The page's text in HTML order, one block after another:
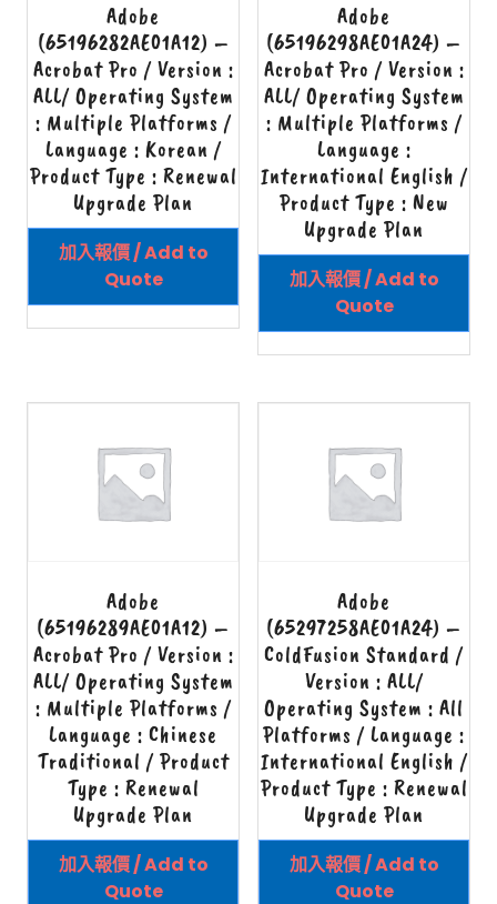
Adobe
(65196282AE01A12) –
Acrobat Pro / Version :
ALL/ Operating System
: Multiple Platforms /
Language : Korean /
Product Type : Renewal
Upgrade Plan
加入報價 / Add to
Quote
Adobe
(65196298AE01A24) –
Acrobat Pro / Version :
ALL/ Operating System
: Multiple Platforms /
Language :
International English /
Product Type : New
Upgrade Plan
加入報價 / Add to
Quote
Adobe
(65196289AE01A12) –
Acrobat Pro / Version :
ALL/ Operating System
: Multiple Platforms /
Language : Chinese
Traditional / Product
Type : Renewal
Upgrade Plan
加入報價 / Add to
Quote
Adobe
(65297258AE01A24) –
ColdFusion Standard /
Version : ALL/
Operating System : All
Platforms / Language :
International English /
Product Type : Renewal
Upgrade Plan
加入報價 / Add to
Quote